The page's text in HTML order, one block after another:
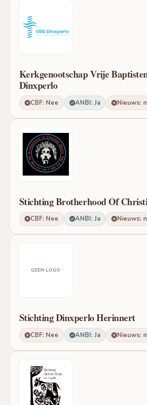
Kerkgenootschap Vrije
Dinxperlo
CBF: Nee ANBI: Ja Nieuws:
Stichting Brotherhood Of
CBF: Nee ANBI: Ja Nieuws:
GEEN LOGO
Stichting Dinxperlo Herinnert
CBF: Nee ANBI: Ja Nieuws: